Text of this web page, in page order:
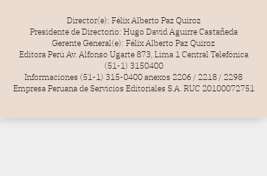
Director(e): Félix Alberto Paz Quiroz
Presidente de Directorio: Hugo David Aguirre Castañeda
Gerente General(e): Félix Alberto Paz Quiroz
Editora Perú Av. Alfonso Ugarte 873, Lima 1 Central Telefónica
(51-1) 3150400
Informaciones (51-1) 315-0400 anexos 2206 / 2218 / 2298
Empresa Peruana de Servicios Editoriales S.A. RUC 20100072751